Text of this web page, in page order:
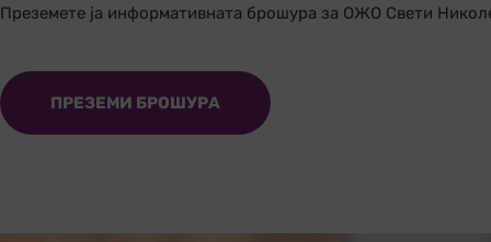
Преземете ја информативната брошура за ОЖО Свети
ПРЕЗЕМИ БРОШУРА